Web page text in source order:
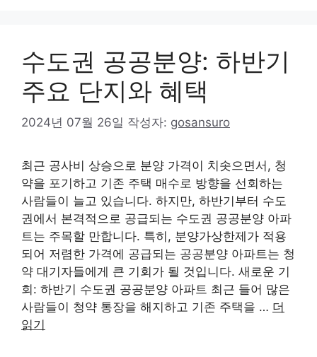
수도권 공공분양: 하반기
주요 단지와 혜택
2024년 07월 26일 작성자: gosansuro
최근 공사비 상승으로 분양 가격이 치솟으면서, 청
약을 포기하고 기존 주택 매수로 방향을 선회하는
사람들이 늘고 있습니다. 하지만, 하반기부터 수도
권에서 본격적으로 공급되는 수도권 공공분양 아파
트는 주목할 만합니다. 특히, 분양가상한제가 적용
되어 저렴한 가격에 공급되는 공공분양 아파트는 청
약 대기자들에게 큰 기회가 될 것입니다. 새로운 기
회: 하반기 수도권 공공분양 아파트 최근 들어 많은
사람들이 청약 통장을 해지하고 기존 주택을 … 더
읽기